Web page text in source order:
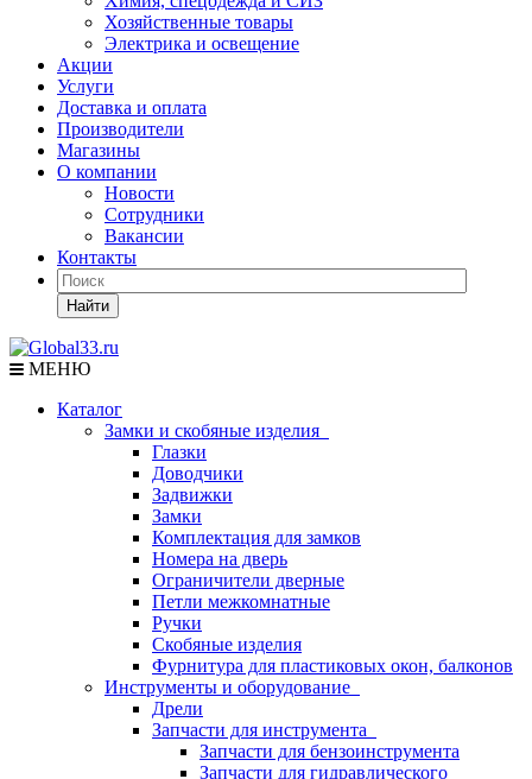
Хозяйственные товары
Электрика и освещение
Акции
Услуги
Доставка и оплата
Производители
Магазины
О компании
Новости
Сотрудники
Вакансии
Контакты
Найти
МЕНЮ
Каталог
Замки и скобяные изделия
Глазки
Доводчики
Задвижки
Замки
Комплектация для замков
Номера на дверь
Ограничители дверные
Петли межкомнатные
Ручки
Скобяные изделия
Фурнитура для пластиковых окон, балконов
Инструменты и оборудование
Дрели
Запчасти для инструмента
Запчасти для бензоинструмента
Запчасти для гидравлического